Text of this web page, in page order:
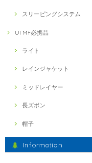
スリーピングシステム
UTMF必携品
ライト
レインジャケット
ミッドレイヤー
長ズボン
帽子
Information